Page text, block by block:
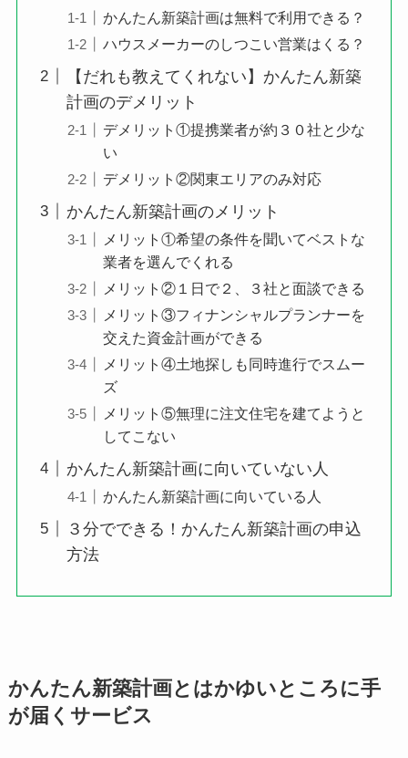
かんたん新築計画は無料で利用できる？
ハウスメーカーのしつこい営業はくる？
【だれも教えてくれない】かんたん新築
計画のデメリット
デメリット①提携業者が約３０社と少な
い
デメリット②関東エリアのみ対応
かんたん新築計画のメリット
メリット①希望の条件を聞いてベストな
業者を選んでくれる
メリット②１日で２、３社と面談できる
メリット③フィナンシャルプランナーを
交えた資金計画ができる
メリット④土地探しも同時進行でスムー
ズ
メリット⑤無理に注文住宅を建てようと
してこない
かんたん新築計画に向いていない人
かんたん新築計画に向いている人
３分でできる！かんたん新築計画の申込
方法
かんたん新築計画とはかゆいところに手
が届くサービス